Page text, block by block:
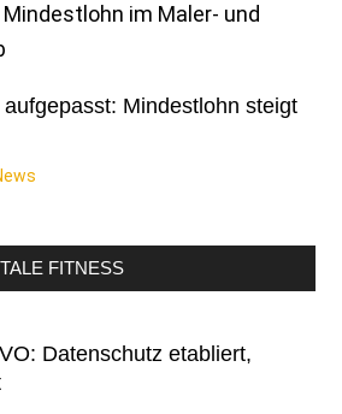
Mindestlohn steigt
FITNESS
Datenschutz etabliert,